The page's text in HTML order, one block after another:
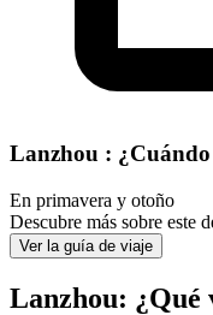
Lanzhou :
En primavera y otoño
Descubre más sobre este
Ver la guía de viaje
Lanzhou: ¿Qué